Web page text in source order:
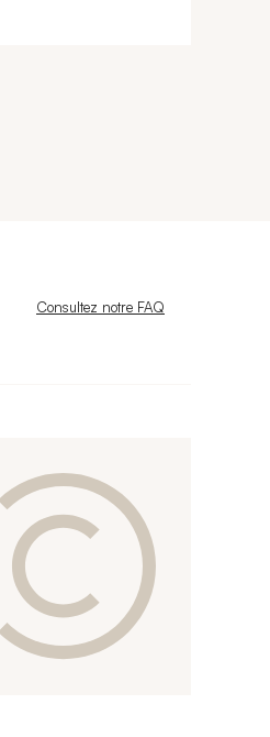
Nouvelle fenêtre
Consultez notre FAQ